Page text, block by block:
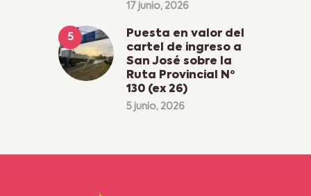
17 junio, 2026
Puesta en valor del
cartel de ingreso a
San José sobre la
Ruta Provincial Nº
130 (ex 26)
5 junio, 2026